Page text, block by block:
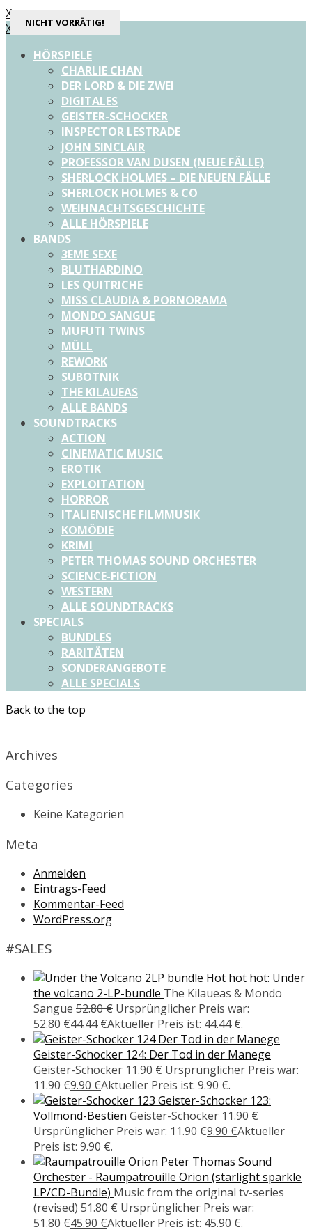
X
X
HÖRSPIELE
CHARLIE CHAN
DER LORD & DIE ZWEI
DIGITALES
GEISTER-SCHOCKER
INSPECTOR LESTRADE
JOHN SINCLAIR
PROFESSOR VAN DUSEN (NEUE FÄLLE)
SHERLOCK HOLMES – DIE NEUEN FÄLLE
SHERLOCK HOLMES & CO
WEIHNACHTSGESCHICHTE
ALLE HÖRSPIELE
BANDS
3EME SEXE
BLUTHARDINO
LES QUITRICHE
MISS CLAUDIA & PORNORAMA
MONDO SANGUE
MUFUTI TWINS
MÜLL
REWORK
SUBOTNIK
THE KILAUEAS
ALLE BANDS
SOUNDTRACKS
ACTION
CINEMATIC MUSIC
EROTIK
EXPLOITATION
HORROR
ITALIENISCHE FILMMUSIK
KOMÖDIE
KRIMI
PETER THOMAS SOUND ORCHESTER
SCIENCE-FICTION
WESTERN
ALLE SOUNDTRACKS
SPECIALS
BUNDLES
RARITÄTEN
SONDERANGEBOTE
ALLE SPECIALS
Back to the top
Archives
Categories
Keine Kategorien
Meta
Anmelden
Eintrags-Feed
Kommentar-Feed
WordPress.org
#SALES
Hot hot hot: Under
the volcano 2-LP-bundle The Kilaueas & Mondo
Sangue 52.80€ Ursprünglicher Preis war:
52.80 €44.44€Aktueller Preis ist: 44.44 €.
Geister-Schocker 124: Der Tod in der Manege
Geister-Schocker11.90€ Ursprünglicher Preis war:
11.90 €9.90 €Aktueller Preis ist: 9.90 €.
Geister-Schocker 123:
Vollmond-Bestien Geister-Schocker11.90€
Ursprünglicher Preis war: 11.90 €9.90 €Aktueller
Preis ist: 9.90 €.
Peter Thomas Sound
Orchester - Raumpatrouille Orion (starlight sparkle
LP/CD-Bundle) Music from the original tv-series
(revised) 51.80€ Ursprünglicher Preis war:
51.80 €45.90 €Aktueller Preis ist: 45.90 €.
NICHT VORRÄTIG!